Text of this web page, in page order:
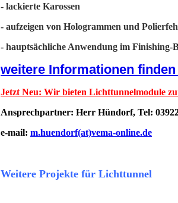
- lackierte Karossen
- aufzeigen von Hologrammen und
- hauptsächliche Anwendung im Finishing-
weitere Informationen
Jetzt Neu: Wir bieten Lichttunnelmodule
Ansprechpartner: Herr Hündorf, Tel:
e-mail: m.huendorf(at)vema-online.de
Weitere Projekte für Lichttunnel